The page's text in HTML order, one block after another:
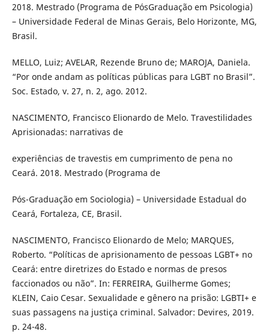
2018. Mestrado (Programa de PósGraduação em Psicologia)
– Universidade Federal de Minas Gerais, Belo Horizonte, MG,
Brasil.
MELLO, Luiz; AVELAR, Rezende Bruno de; MAROJA, Daniela.
“Por onde andam as políticas públicas para LGBT no Brasil”.
Soc. Estado, v. 27, n. 2, ago. 2012.
NASCIMENTO, Francisco Elionardo de Melo. Travestilidades
Aprisionadas: narrativas de
experiências de travestis em cumprimento de pena no
Ceará. 2018. Mestrado (Programa de
Pós-Graduação em Sociologia) – Universidade Estadual do
Ceará, Fortaleza, CE, Brasil.
NASCIMENTO, Francisco Elionardo de Melo; MARQUES,
Roberto. “Políticas de aprisionamento de pessoas LGBT+ no
Ceará: entre diretrizes do Estado e normas de presos
faccionados ou não”. In: FERREIRA, Guilherme Gomes;
KLEIN, Caio Cesar. Sexualidade e gênero na prisão: LGBTI+ e
suas passagens na justiça criminal. Salvador: Devires, 2019.
p. 24-48.